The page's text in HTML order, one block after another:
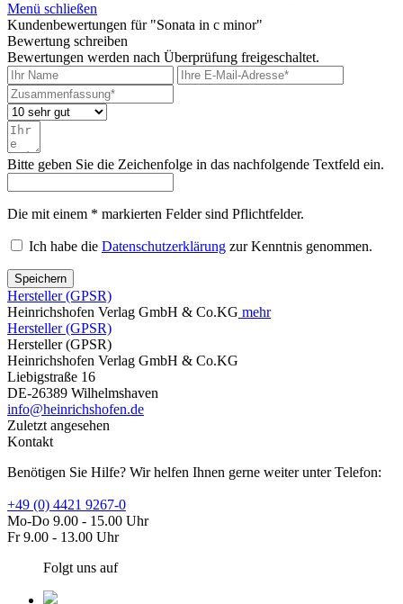
Menü schließen
Kundenbewertungen für "Sonata in c minor"
Bewertung schreiben
Bewertungen werden nach Überprüfung freigeschaltet.
Bitte geben Sie die Zeichenfolge in das nachfolgende Textfeld ein.
Die mit einem * markierten Felder sind Pflichtfelder.
Ich habe die Datenschutzerklärung zur Kenntnis genommen.
Speichern
Hersteller (GPSR)
Heinrichshofen Verlag GmbH & Co.KG mehr
Hersteller (GPSR)
Hersteller (GPSR)
Heinrichshofen Verlag GmbH & Co.KG
Liebigstraße 16
DE-26389 Wilhelmshaven
info@heinrichshofen.de
Zuletzt angesehen
Kontakt
Benötigen Sie Hilfe? Wir helfen Ihnen gerne weiter unter Telefon:
+49 (0) 4421 9267-0
Mo-Do 9.00 - 15.00 Uhr
Fr 9.00 - 13.00 Uhr
Folgt uns auf